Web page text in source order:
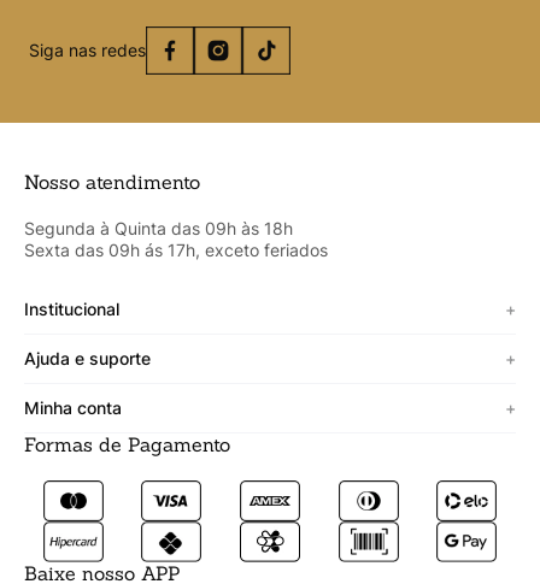
Siga nas redes
Nosso atendimento
Segunda à Quinta das 09h às 18h
Sexta das 09h ás 17h, exceto feriados
Institucional +
Sobre a Cicero
Fale conosco
Ajuda e suporte +
Termos de uso
Política de segurança
Prazos de entrega
Formas de pagamento
Minha conta +
Meus Dados
Meus Pedidos
Meus Favoritos
Formas de Pagamento
Baixe nosso APP